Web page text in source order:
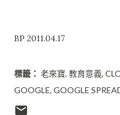
BP 2011.04.17
標籤： 老來寶 教育意義
GOOGLE GOOGLE